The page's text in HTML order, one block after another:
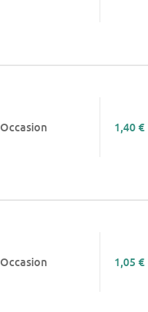
Occasion 1,40 €
Occasion 1,05 €